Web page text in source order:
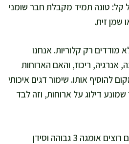
קל: טונה תמיד מקבלת חבר שומני
שמן זית.
מודדים רק קלוריות. אנחנו
אנרגיה, ריכוז, והאם הארוחות
להוסיף אותו. שימור דגים איכותי
שמונע דילוג על ארוחות, וזה לבד
בחרו סרדינים כשאתם רוצים אומגה 3 גבוהה וסידן